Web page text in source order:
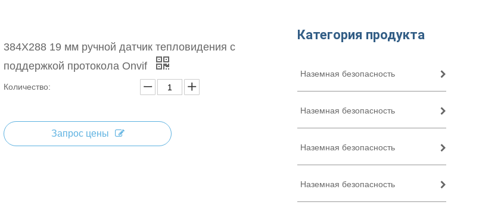
384X288 19 мм ручной датчик тепловидения с
поддержкой протокола Onvif
Количество:
Запрос цены
Категория продукта
Наземная безопасность
Наземная безопасность
Наземная безопасность
Наземная безопасность